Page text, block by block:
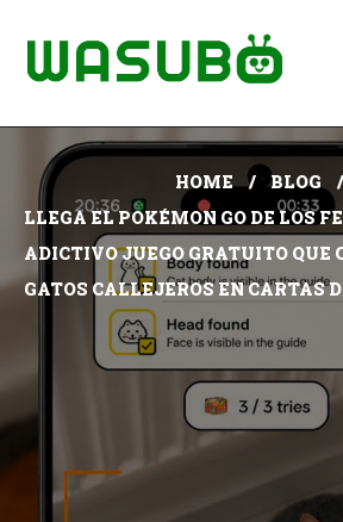
HOME
BLOG
LLEGA EL POKÉMON GO DE LOS
ADICTIVO JUEGO GRATUITO QUE
GATOS CALLEJEROS EN CARTAS